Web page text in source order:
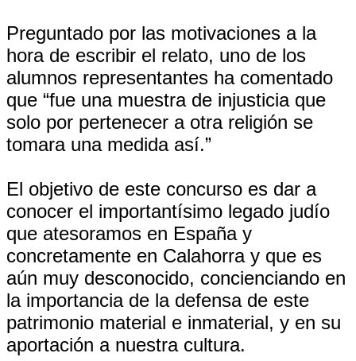
Preguntado por las motivaciones a la
hora de escribir el relato, uno de los
alumnos representantes ha comentado
que “fue una muestra de injusticia que
solo por pertenecer a otra religión se
tomara una medida así.”
El objetivo de este concurso es dar a
conocer el importantísimo legado judío
que atesoramos en España y
concretamente en Calahorra y que es
aún muy desconocido, concienciando en
la importancia de la defensa de este
patrimonio material e inmaterial, y en su
aportación a nuestra cultura.